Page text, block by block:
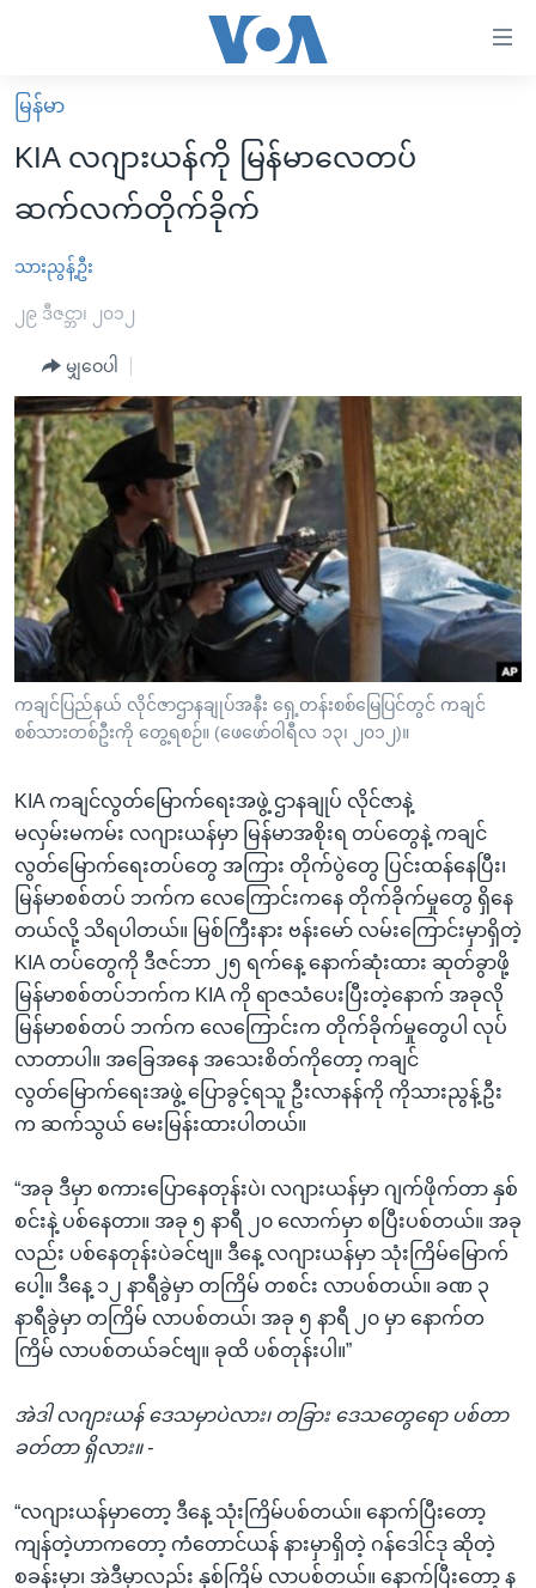
လွယ်ကူ
စေ
များ
ပင်မ
ကျော်
ကြည့်
ရန်
ပင်မ
အ
ညွန်း
စာမျက်နှာ
သို့
ကျော်
ကြည့်
ရန်
ရန်
နေရာ
သို့
ကျော်
ရန်
မူလစာမျက်နှာ
မြန်မာ
ကမ္ဘာ့သတင်းများ
နိုင်ငံတကာ
အစ္စရေး-ပါလက်စတိုင်း
အင်္ဂလိပ်စာလေ့လာမယ်
အမေရိကန်သုံးအီဒီယံ
မကြေးမုံရဲ့ အင်္ဂလိပ်စာ
ရုပ်ရှင်ထဲက အင်္ဂလိပ်စာ
သုတပဒေသာ အင်္ဂလိပ်စာ
အပတ်စဉ်ကဏ္ဍများ
ရေဒီယို
တီဗွီ
ရေဒီယိုနှင့်ရုပ်သံ အချက်အလက်များ
ရေဒီယို/တီဗွီအစီအစဉ်
Learning English
ဗွီအိုအေ လူမှုကွန်ယက်များ
မြန်မာ
KIA လဂျားယန်ကို မြန်မာလေတပ်
ဆက်လက်တိုက်ခိုက်
သားညွန့်ဦး
၂၉ ဒီဇင္ဘာ၊ ၂၀၁၂
မျှဝေပါ
ကချင်ပြည်နယ် လိုင်ဇာဌာနချုပ်အနီး ရှေ့တန်းစစ်မြေပြင်တွင် ကချင်
စစ်သားတစ်ဦးကို တွေ့ရစဉ်။ (ဖေဖော်ဝါရီလ ၁၃၊ ၂၀၁၂)။
KIA ကချင်လွတ်မြောက်ရေးအဖွဲ့ ဌာနချုပ် လိုင်ဇာနဲ့
မလှမ်းမကမ်း လဂျားယန်မှာ မြန်မာအစိုးရ တပ်တွေနဲ့ ကချင်
လွတ်မြောက်ရေးတပ်တွေ အကြား တိုက်ပွဲတွေ ပြင်းထန်နေပြီး၊
မြန်မာစစ်တပ် ဘက်က လေကြောင်းကနေ တိုက်ခိုက်မှုတွေ ရှိနေ
တယ်လို့ သိရပါတယ်။ မြစ်ကြီးနား ဗန်းမော် လမ်းကြောင်းမှာရှိတဲ့
KIA တပ်တွေကို ဒီဇင်ဘာ ၂၅ ရက်နေ့ နောက်ဆုံးထား ဆုတ်ခွာဖို့
မြန်မာစစ်တပ်ဘက်က KIA ကို ရာဇသံပေးပြီးတဲ့နောက် အခုလို
မြန်မာစစ်တပ် ဘက်က လေကြောင်းက တိုက်ခိုက်မှုတွေပါ လုပ်
လာတာပါ။ အခြေအနေ အသေးစိတ်ကိုတော့ ကချင်
လွတ်မြောက်ရေးအဖွဲ့ ပြောခွင့်ရသူ ဦးလာနန်ကို ကိုသားညွန့်ဦး
က ဆက်သွယ် မေးမြန်းထားပါတယ်။
“အခု ဒီမှာ စကားပြောနေတုန်းပဲ၊ လဂျားယန်မှာ ဂျက်ဖိုက်တာ နှစ်
စင်းနဲ့ ပစ်နေတာ။ အခု ၅ နာရီ ၂၀ လောက်မှာ စပြီးပစ်တယ်။ အခု
လည်း ပစ်နေတုန်းပဲခင်ဗျ။ ဒီနေ့ လဂျားယန်မှာ သုံးကြိမ်မြောက်
ပေါ့။ ဒီနေ့ ၁၂ နာရီခွဲမှာ တကြိမ် တစင်း လာပစ်တယ်။ ခဏ ၃
နာရီခွဲမှာ တကြိမ် လာပစ်တယ်၊ အခု ၅ နာရီ ၂၀ မှာ နောက်တ
ကြိမ် လာပစ်တယ်ခင်ဗျ။ ခုထိ ပစ်တုန်းပါ။”
အဲဒါ လဂျားယန် ဒေသမှာပဲလား၊ တခြား ဒေသတွေရော ပစ်တာ
ခတ်တာ ရှိလား။ -
“လဂျားယန်မှာတော့ ဒီနေ့ သုံးကြိမ်ပစ်တယ်။ နောက်ပြီးတော့
ကျန်တဲ့ဟာကတော့ ကံတောင်ယန် နားမှာရှိတဲ့ ဂန်ဒေါင်ဒု ဆိုတဲ့
စခန်းမှာ၊ အဲဒီမှာလည်း နှစ်ကြိမ် လာပစ်တယ်။ နောက်ပြီးတော့ န